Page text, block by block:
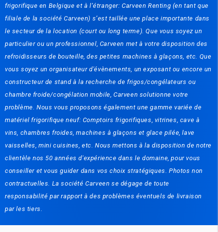
frigorifique en Belgique et à l’étranger: Carveen Renting (en tant que
filiale de la société Carveen) s’est taillée une place importante dans
le secteur de la location (court ou long terme). Que vous soyez un
particulier ou un professionnel, Carveen met à votre disposition des
refroidisseurs de bouteille, des petites machines à glaçons, etc. Que
vous soyez un organisateur d'évènements, un exposant ou encore un
constructeur de stand à la recherche de frigos/congélateurs ou
chambre froide/congélation mobile, Carveen solutionne votre
problème. Nous vous proposons également une gamme variée de
matériel frigorifique neuf: Comptoirs frigorifiques, vitrines, cave à
vins, chambres froides, machines à glaçons et glace pilée, lave
vaisselles, mini cuisines, etc. Nous mettons à la disposition de notre
clientèle nos 50 années d'expérience dans le domaine, pour vous
conseiller et vous guider dans vos choix stratégiques. Photos non
contractuelles. La société Carveen se dégage de toute
responsabilité par rapport à des problèmes éventuels de livraison
par les tiers.